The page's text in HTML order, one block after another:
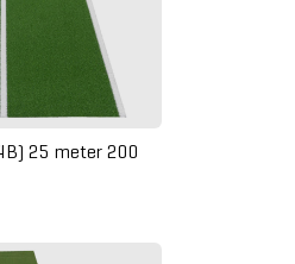
25 meter 200